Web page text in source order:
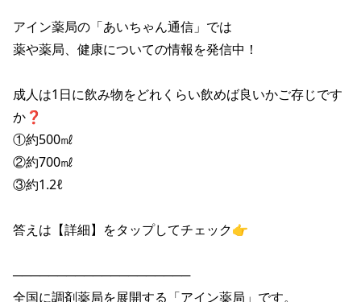
アイン薬局の「あいちゃん通信」では
薬や薬局、健康についての情報を発信中！
成人は1日に飲み物をどれくらい飲めば良いかご存じです
か❓
①約500㎖
②約700㎖
③約1.2ℓ
答えは【詳細】をタップしてチェック👉
────────────────────
全国に調剤薬局を展開する「アイン薬局」です。